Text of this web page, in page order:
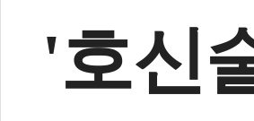
'호신